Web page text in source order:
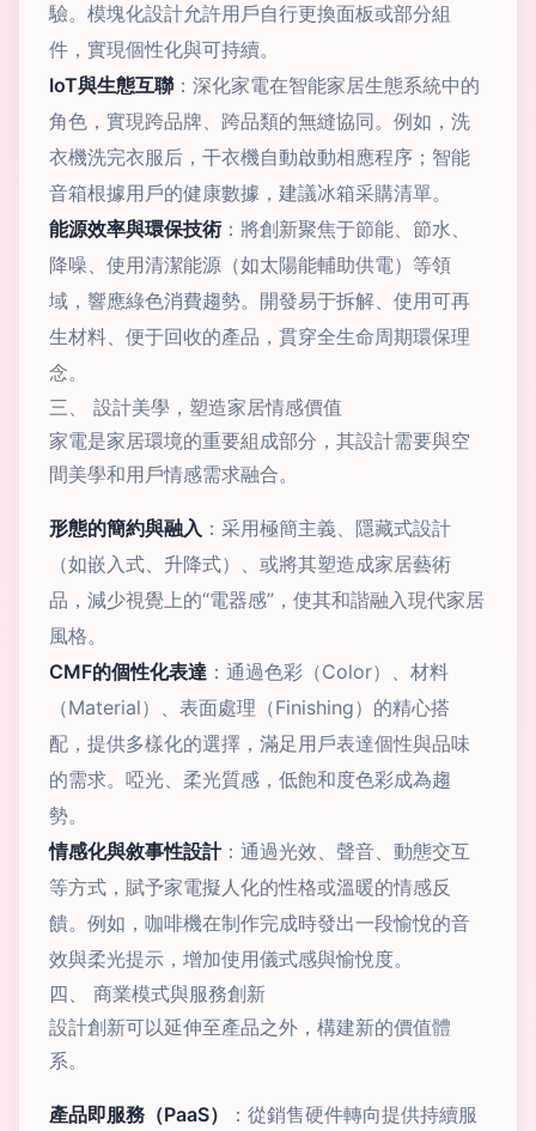
驗。模塊化設計允許用戶自行更換面板或部分組
件，實現個性化與可持續。
IoT與生態互聯：深化家電在智能家居生態系統中的
角色，實現跨品牌、跨品類的無縫協同。例如，洗
衣機洗完衣服后，干衣機自動啟動相應程序；智能
音箱根據用戶的健康數據，建議冰箱采購清單。
能源效率與環保技術 ：將創新聚焦于節能、節水、
降噪、使用清潔能源（如太陽能輔助供電）等領
域，響應綠色消費趨勢。開發易于拆解、使用可再
生材料、便于回收的產品，貫穿全生命周期環保理
念。
三、 設計美學，塑造家居情感價值
家電是家居環境的重要組成部分，其設計需要與空
間美學和用戶情感需求融合。
形態的簡約與融入 ：采用極簡主義、隱藏式設計
（如嵌入式、升降式）、或將其塑造成家居藝術
品，減少視覺上的“電器感”，使其和諧融入現代家居
風格。
CMF的個性化表達 ：通過色彩（Color）、材料
（Material）、表面處理（Finishing）的精心搭
配，提供多樣化的選擇，滿足用戶表達個性與品味
的需求。啞光、柔光質感，低飽和度色彩成為趨
勢。
情感化與敘事性設計：通過光效、聲音、動態交互
等方式，賦予家電擬人化的性格或溫暖的情感反
饋。例如，咖啡機在制作完成時發出一段愉悅的音
效與柔光提示，增加使用儀式感與愉悅度。
四、 商業模式與服務創新
設計創新可以延伸至產品之外，構建新的價值體
系。
產品即服務（PaaS）
：從銷售硬件轉向提供持續服